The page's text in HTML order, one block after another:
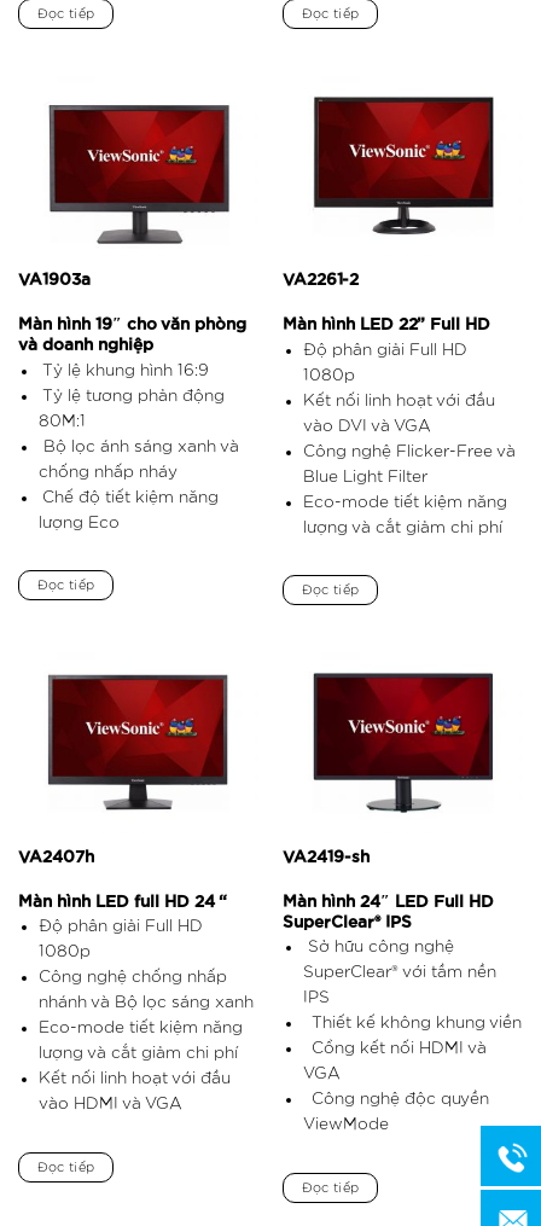
Đọc tiếp Đọc tiếp
VA1903a
Màn hình 19″ cho văn phòng
và doanh nghiệp
Tỷ lệ khung hình 16:9
Tỷ lệ tương phản động
80M:1
Bộ lọc ánh sáng xanh và
chống nhấp nháy
Chế độ tiết kiệm năng
lượng Eco
Đọc tiếp
VA2261-2
Màn hình LED 22” Full HD
Độ phân giải Full HD
1080p
Kết nối linh hoạt với đầu
vào DVI và VGA
Công nghệ Flicker-Free và
Blue Light Filter
Eco-mode tiết kiệm năng
lượng và cắt giảm chi phí
Đọc tiếp
VA2407h
Màn hình LED full HD 24 “
Độ phân giải Full HD
1080p
Công nghệ chống nhấp
nhánh và Bộ lọc sáng xanh
Eco-mode tiết kiệm năng
lượng và cắt giảm chi phí
Kết nối linh hoạt với đầu
vào HDMI và VGA
Đọc tiếp
VA2419-sh
Màn hình 24″ LED Full HD
SuperClear® IPS
Sở hữu công nghệ
SuperClear® với tầm nền
IPS
Thiết kế không khung viền
Cổng kết nối HDMI và
VGA
Công nghệ độc quyền
ViewMode
Đọc tiếp